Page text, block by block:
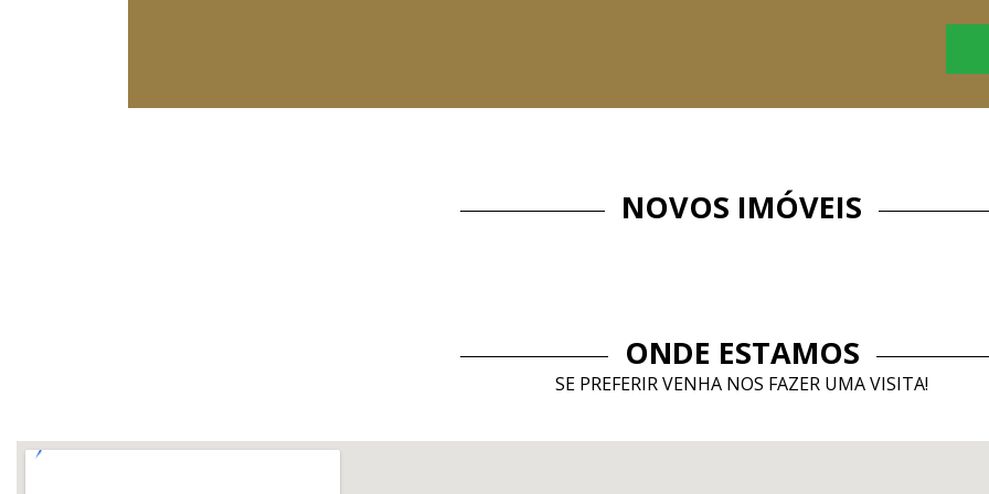
NOVOS IMÓVEIS
ONDE ESTAMOS
SE PREFERIR VENHA NOS FAZER UMA VISITA!